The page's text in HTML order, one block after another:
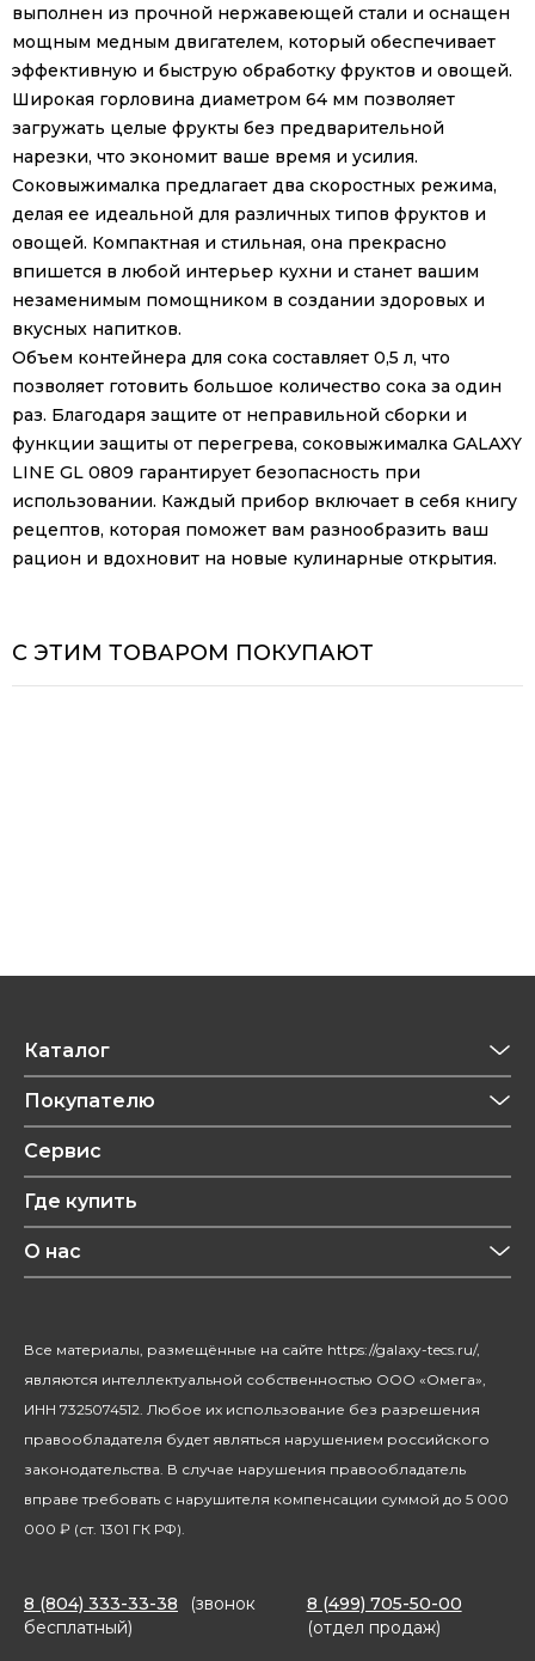
выполнен из прочной нержавеющей стали и оснащен
мощным медным двигателем, который обеспечивает
эффективную и быструю обработку фруктов и овощей.
Широкая горловина диаметром 64 мм позволяет
загружать целые фрукты без предварительной
нарезки, что экономит ваше время и усилия.
Соковыжималка предлагает два скоростных режима,
делая ее идеальной для различных типов фруктов и
овощей. Компактная и стильная, она прекрасно
впишется в любой интерьер кухни и станет вашим
незаменимым помощником в создании здоровых и
вкусных напитков.
Объем контейнера для сока составляет 0,5 л, что
позволяет готовить большое количество сока за один
раз. Благодаря защите от неправильной сборки и
функции защиты от перегрева, соковыжималка GALAXY
LINE GL 0809 гарантирует безопасность при
использовании. Каждый прибор включает в себя книгу
рецептов, которая поможет вам разнообразить ваш
рацион и вдохновит на новые кулинарные открытия.
С ЭТИМ ТОВАРОМ ПОКУПАЮТ
Каталог
Приготовление напитков
Техника для кухни
Уход за волосами
Красота и здоровье
Уход за домом
Посуда
Покупателю
Обзоры
Рецепты
Сервис
Где купить
О нас
Благотворительность
Все материалы, размещённые на сайте https://galaxy-tecs.ru/,
являются интеллектуальной собственностью ООО «Омега»,
ИНН 7325074512. Любое их использование без разрешения
правообладателя будет являться нарушением российского
законодательства. В случае нарушения правообладатель
вправе требовать с нарушителя компенсации суммой до 5 000
000 ₽ (ст. 1301 ГК РФ).
8 (804) 333-33-38
(звонок
бесплатный)
8 (499) 705-50-00
(отдел продаж)